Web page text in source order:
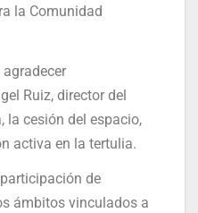
la Comunidad
agradecer
Ruiz, director del
la cesión del espacio,
activa en la tertulia.
de
ámbitos vinculados a